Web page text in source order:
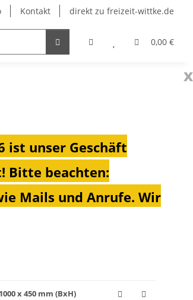
Kontakt direkt zu freizeit-wittke.de
0,00 €
Heizungen für Ihren
x
ist unser Geschäft
Bitte beachten:
Mails und Anrufe. Wir
x 450 mm (BxH)